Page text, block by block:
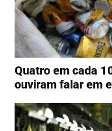
Quatro em cada
ouviram falar em